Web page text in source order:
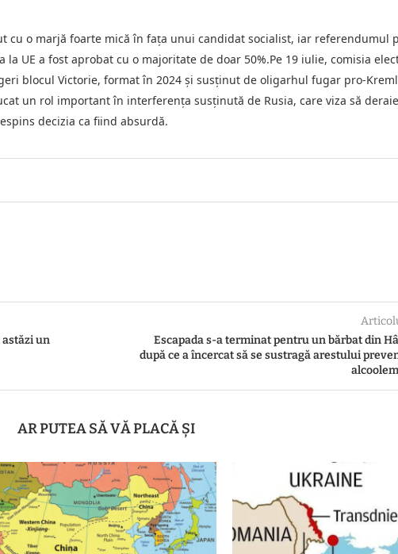
cu o marjă foarte mică în faţa unui candidat socialist, iar referendumul
UE a fost aprobat cu o majoritate de doar 50%.Pe 19 iulie, comisia
blocul Victorie, format în 2024 şi susţinut de oligarhul fugar pro-
un rol important în interferenţa susţinută de Rusia, care viza să
decizia ca fiind absurdă.
astăzi un
Escapada s-a terminat pentru un bărbat din
după ce a încercat să se sustragă arestului
AR PUTEA SĂ VĂ PLACĂ ȘI